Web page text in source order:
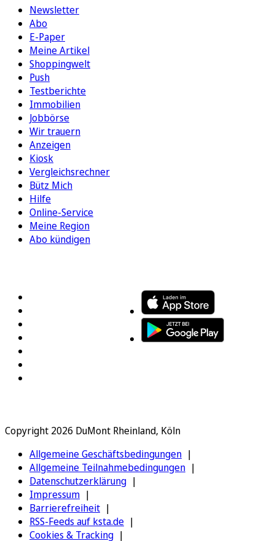
Newsletter
Abo
E-Paper
Meine Artikel
Shoppingwelt
Push
Testberichte
Immobilien
Jobbörse
Wir trauern
Anzeigen
Kiosk
Vergleichsrechner
Bütz Mich
Hilfe
Online-Service
Meine Region
Abo kündigen
Copyright 2026 DuMont Rheinland, Köln
Allgemeine Geschäftsbedingungen
Allgemeine Teilnahmebedingungen
Datenschutzerklärung
Impressum
Barrierefreiheit
RSS-Feeds auf ksta.de
Cookies & Tracking